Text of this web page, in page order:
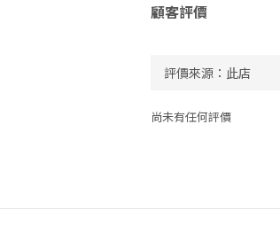
顧客評價
尚未有任何評價